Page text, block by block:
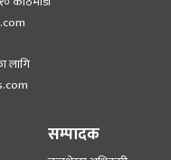
लागि
सम्पादक